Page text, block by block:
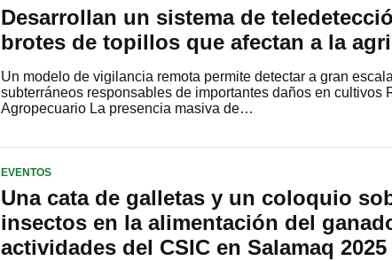
Desarrollan un sistema de
brotes de topillos que afectan a la
Un modelo de vigilancia remota permite detectar a gran
subterráneos responsables de importantes daños en cultivos
Agropecuario La presencia masiva de…
EVENTOS
Una cata de galletas y un coloquio
insectos en la alimentación del
actividades del CSIC en Salamaq 2025